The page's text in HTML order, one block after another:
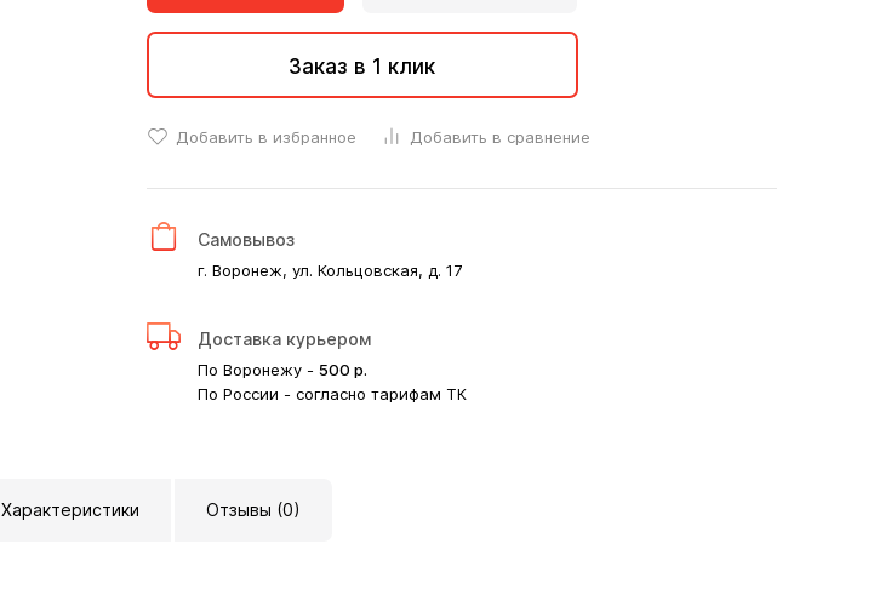
Заказ в 1 клик
Добавить в избранное Добавить в сравнение
Самовывоз
г. Воронеж, ул. Кольцовская, д. 17
Доставка курьером
По Воронежу - 500 р.
По России - согласно тарифам ТК
Характеристики Отзывы (0)